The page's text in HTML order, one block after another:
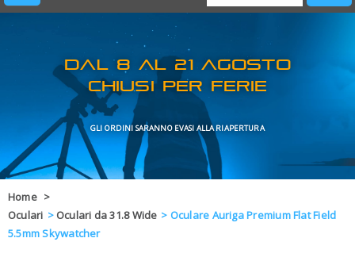
PRODOTTI
LEARN & FUN
MARCHI
OFFERTE
BLOG
Home >
Oculari > Oculari da 31.8 Wide > Oculare Auriga Premium Flat Field
5.5mm Skywatcher